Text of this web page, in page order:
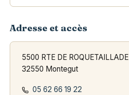
Adresse et accès
5500 RTE DE ROQUETAILLADE
32550 Montegut
05 62 66 19 22